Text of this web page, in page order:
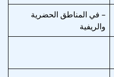
– في المناطق الحضرية
والريفية